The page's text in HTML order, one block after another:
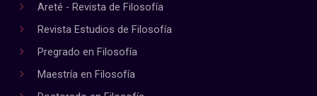
Areté - Revista de Filosofía
Revista Estudios de Filosofía
Pregrado en Filosofía
Maestría en Filosofía